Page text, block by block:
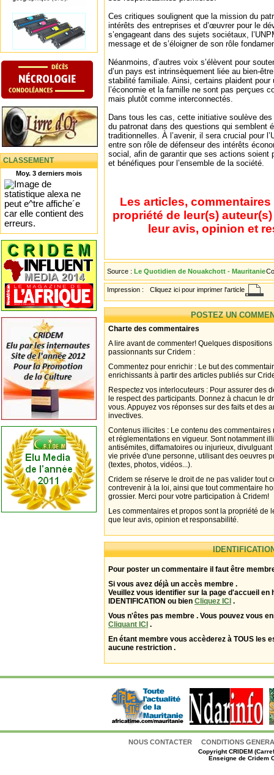
CLASSEMENT
Moy. 3 derniers mois
Ces critiques soulignent que la mission du
intérêts des entreprises et d’œuvrer pour le
s’engageant dans des sujets sociétaux,
message et de s’éloigner de son rôle
Néanmoins, d’autres voix s’élèvent pour
d’un pays est intrinsèquement liée au bien-
stabilité familiale. Ainsi, certains plaident pour
l’économie et la famille ne sont pas perçues
mais plutôt comme interconnectés.
Dans tous les cas, cette initiative soulève
du patronat dans des questions qui semblent
traditionnelles. À l’avenir, il sera crucial pour
entre son rôle de défenseur des intérêts
social, afin de garantir que ses actions soient
et bénéfiques pour l’ensemble de la société.
Les articles,
propriété de leur(s)
leur avis, opinion et
Source : Le Quotidien de Nouakchott - Mauritanie
Impression : Cliquez ici pour imprimer l'article
POSTEZ UN
Charte des commentaires
A lire avant de commenter! Quelques
passionnants sur Cridem :
Commentez pour enrichir : Le but des
enrichissants à partir des articles publiés sur
Respectez vos interlocuteurs : Pour assurer des
le respect des participants. Donnez à chacun le
vous. Appuyez vos réponses sur des faits et des
invectives.
Contenus illicites : Le contenu des
et réglementations en vigueur. Sont notamment
antisémites, diffamatoires ou injurieux,
vie privée d'une personne, utilisant des oeuvres
(textes, photos, vidéos...).
Cridem se réserve le droit de ne pas valider tout
contrevenir à la loi, ainsi que tout commentaire
grossier. Merci pour votre participation à Cridem!
Les commentaires et propos sont la propriété de
que leur avis, opinion et responsabilité.
Pour poster un commentaire il faut être
Si vous avez déjà un accès membre .
Veuillez vous identifier sur la page d'accueil en
IDENTIFICATION ou bien Cliquez ICI .
Vous n'êtes pas membre . Vous pouvez vous
Cliquant ICI .
En étant membre vous accèderez à TOUS les
aucune restriction .
NOUS CONTACTER CONDITIONS
CopyrightCRIDEM
Enseigne de Cridem